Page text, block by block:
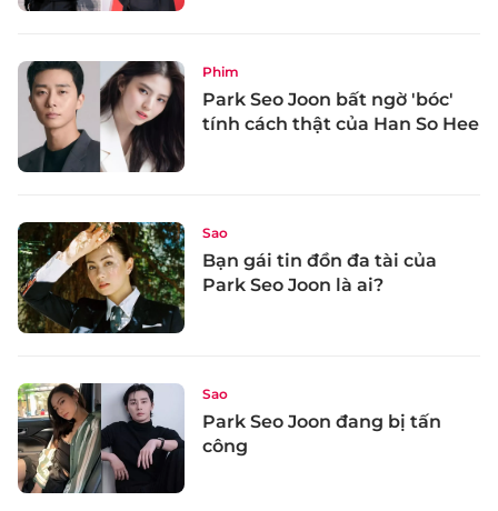
Phim
Park Seo Joon bất ngờ 'bóc'
tính cách thật của Han So Hee
Sao
Bạn gái tin đồn đa tài của
Park Seo Joon là ai?
Sao
Park Seo Joon đang bị tấn
công